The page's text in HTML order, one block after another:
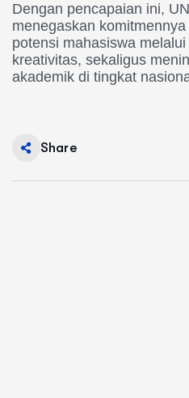
Dengan pencapaian ini,
menegaskan
potensi mahasiswa
kreativitas, sekaligus
akademik di tingkat
Share